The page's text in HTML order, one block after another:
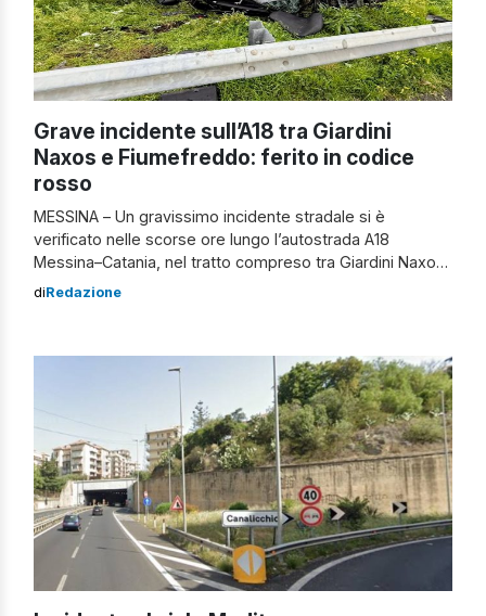
Grave incidente sull’A18 tra Giardini
Naxos e Fiumefreddo: ferito in codice
rosso
MESSINA – Un gravissimo incidente stradale si è
verificato nelle scorse ore lungo l’autostrada A18
Messina–Catania, nel tratto compreso tra Giardini Naxos
e Fiumefreddo di Sicilia. Secondo una prima
terminando la propria corsa oltre la carreggiata.
L’impatto è stato particolarmente […]
diRedazione